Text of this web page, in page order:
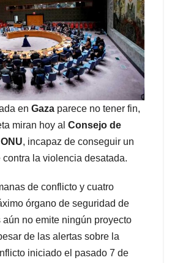
en Gaza parece no tener fin,
miran hoy al Consejo de
, incapaz de conseguir un
la violencia desatada.
de conflicto y cuatro
órgano de seguridad de
no emite ningún proyecto
de las alertas sobre la
iniciado el pasado 7 de